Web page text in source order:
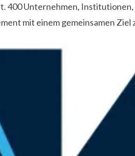
400 Unternehmen,
mit einem gemeinsamen